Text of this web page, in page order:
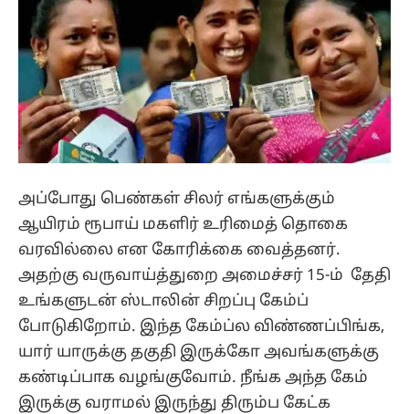
அப்போது பெண்கள் சிலர் எங்களுக்கும்
ஆயிரம் ரூபாய் மகளிர் உரிமைத் தொகை
வரவில்லை என கோரிக்கை வைத்தனர்.
அதற்கு வருவாய்த்துறை அமைச்சர் 15-ம் தேதி
உங்களுடன் ஸ்டாலின் சிறப்பு கேம்ப்
போடுகிறோம். இந்த கேம்ப்ல விண்ணப்பிங்க,
யார் யாருக்கு தகுதி இருக்கோ அவங்களுக்கு
கண்டிப்பாக வழங்குவோம். நீங்க அந்த கேம்
இருக்கு வராமல் இருந்து திரும்ப கேட்க